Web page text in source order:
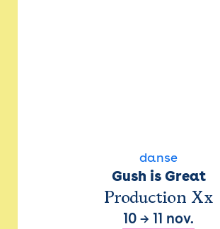
danse
Gush is Great
Production Xx
10 → 11 nov.